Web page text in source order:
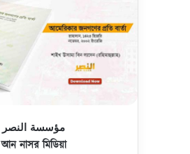
مؤسسة النصر
আন নাসর মিডিয়া